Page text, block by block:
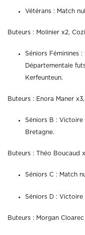
Vétérans : Match
Buteurs : Molinier x2,
Séniors Féminines
Départementale
Kerfeunteun.
Buteurs : Enora Maner
Séniors B :
Bretagne.
Buteurs : Théo Boucaud
Séniors C : Match
Séniors D : Victoire
Buteurs : Morgan